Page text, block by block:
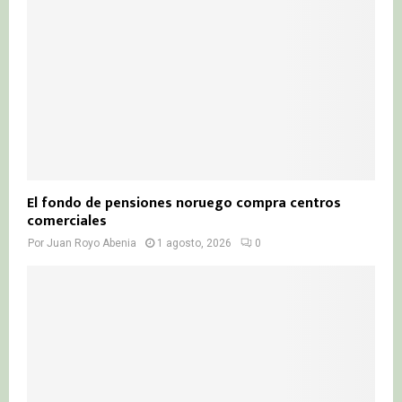
El fondo de pensiones noruego compra centros
comerciales
Por Juan Royo Abenia 1 agosto, 2026 0